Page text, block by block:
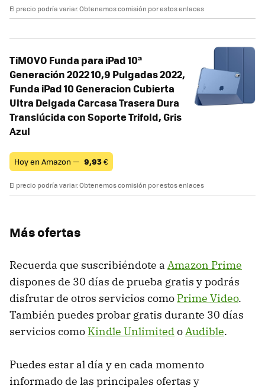
El precio podría variar. Obtenemos comisión por estos enlaces
TiMOVO Funda para iPad 10ª
Generación 2022 10,9 Pulgadas 2022,
Funda iPad 10 Generacion Cubierta
Ultra Delgada Carcasa Trasera Dura
Translúcida con Soporte Trifold, Gris
Azul
Hoy en Amazon — 9,93€
El precio podría variar. Obtenemos comisión por estos enlaces
Más ofertas
Recuerda que suscribiéndote a Amazon Prime
dispones de 30 días de prueba gratis y podrás
disfrutar de otros servicios como Prime Video.
También puedes probar gratis durante 30 días
servicios como Kindle UnlimitedoAudible.
Puedes estar al día y en cada momento
informado de las principales ofertas y